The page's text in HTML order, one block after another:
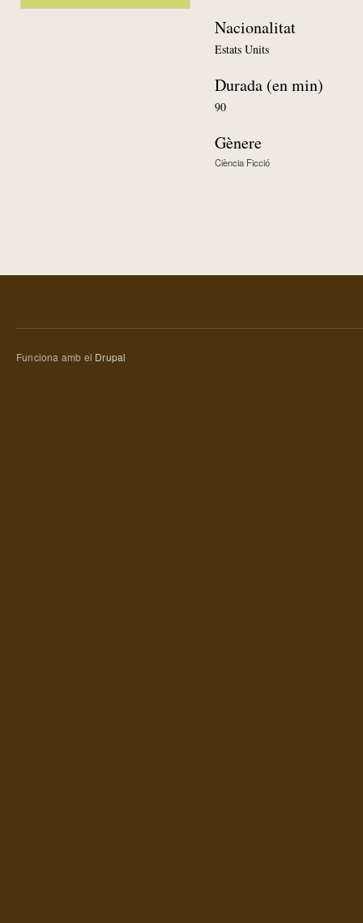
Nacionalitat
Estats Units
Durada (en min)
90
Gènere
Ciència Ficció
Funciona amb el Drupal